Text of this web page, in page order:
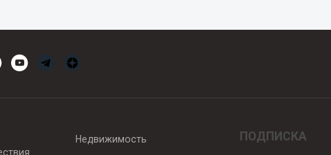
Недвижимость ПОДПИСКА